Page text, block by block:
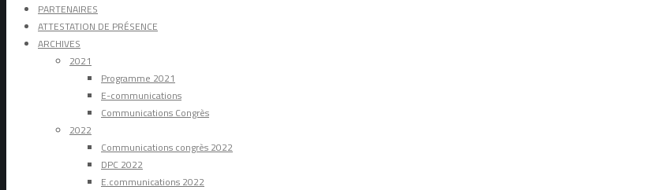
PARTENAIRES
ATTESTATION DE PRÉSENCE
ARCHIVES
2021
Programme 2021
E-communications
Communications Congrès
2022
Communications congrès 2022
DPC 2022
E.communications 2022